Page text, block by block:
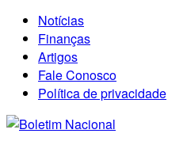
Notícias
Finanças
Artigos
Fale Conosco
Política de privacidade